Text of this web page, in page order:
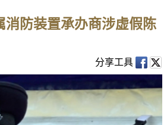
防装置承办商涉虚假陈
分享工具